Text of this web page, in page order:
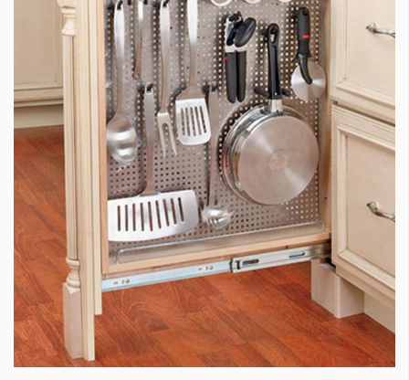
Пътувай
СЛЕДВАЙТЕ НИ
Facebook Instagram Twitter
Pinterest
YouTube
Spotify Soundcloud
Ако нашият сайт ви харесва, можете да се абонирате за
седмичния ни нюзлетър тук:
© 2026, HighViewArt | Всички права запазени